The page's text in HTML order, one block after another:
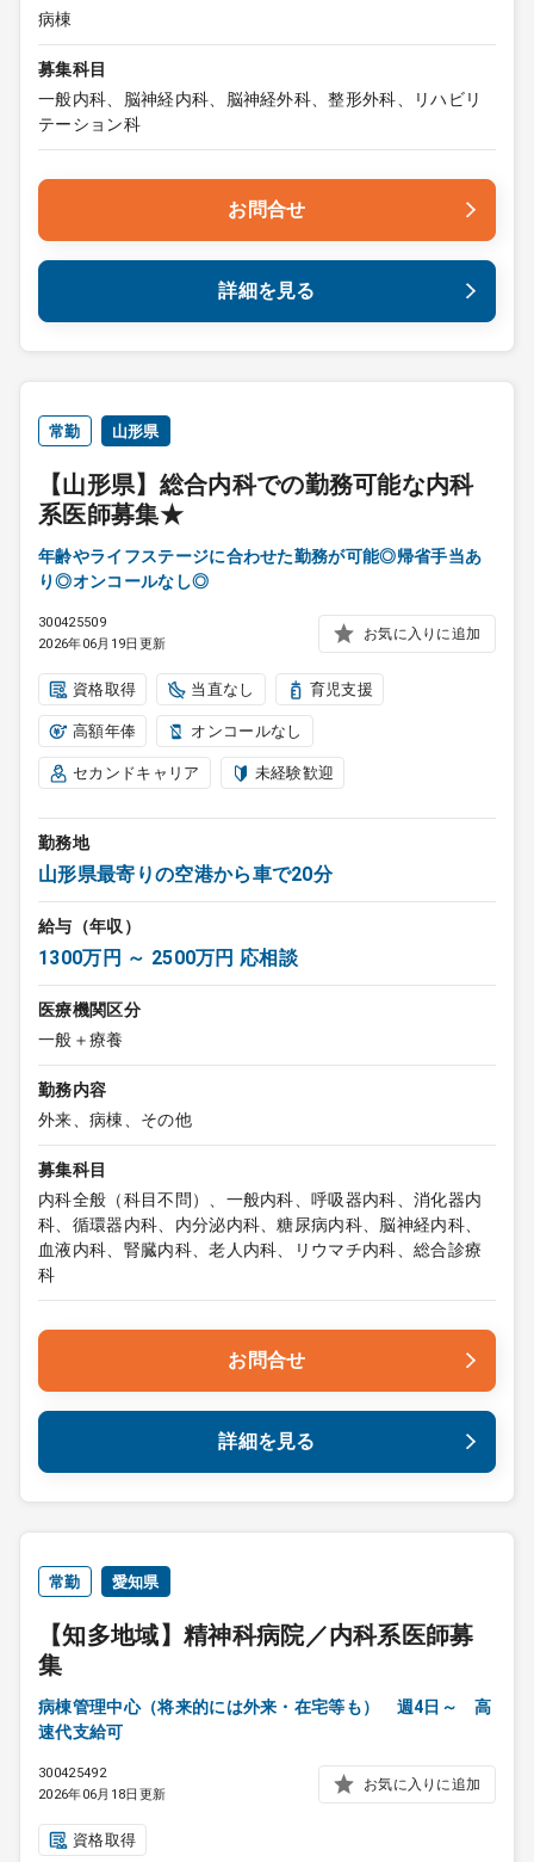
病棟
募集科目
一般内科、脳神経内科、脳神経外科、整形外科、リハビリ
テーション科
お問合せ
詳細を見る
常勤 山形県
【山形県】総合内科での勤務可能な内科
系医師募集★
年齢やライフステージに合わせた勤務が可能◎帰省手当あ
り◎オンコールなし◎
300425509
2026年06月19日更新
お気に入りに追加
資格取得 当直なし 育児支援
高額年俸 オンコールなし
セカンドキャリア 未経験歓迎
勤務地
山形県最寄りの空港から車で20分
給与（年収）
1300万円 ～ 2500万円 応相談
医療機関区分
一般＋療養
勤務内容
外来、病棟、その他
募集科目
内科全般（科目不問）、一般内科、呼吸器内科、消化器内
科、循環器内科、内分泌内科、糖尿病内科、脳神経内科、
血液内科、腎臓内科、老人内科、リウマチ内科、総合診療
科
お問合せ
詳細を見る
常勤 愛知県
【知多地域】精神科病院／内科系医師募
集
病棟管理中心（将来的には外来・在宅等も） 週4日～ 高
速代支給可
300425492
2026年06月18日更新
お気に入りに追加
資格取得